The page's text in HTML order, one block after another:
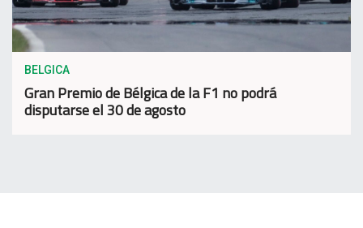
BELGICA
Gran Premio de Bélgica de la F1 no podrá
disputarse el 30 de agosto